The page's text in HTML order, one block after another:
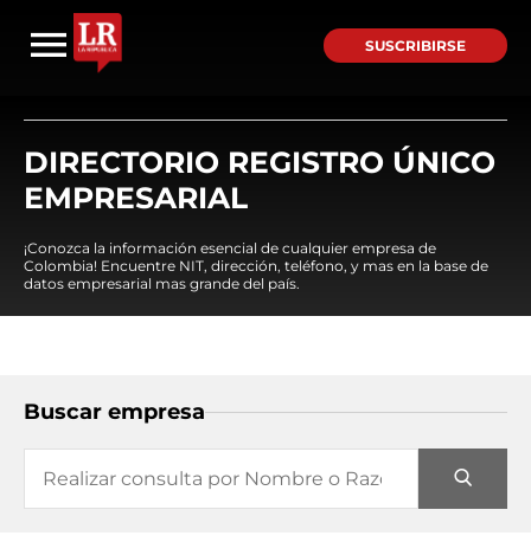
SUSCRIBIRSE
DIRECTORIO REGISTRO ÚNICO
EMPRESARIAL
¡Conozca la información esencial de cualquier empresa de
Colombia! Encuentre NIT, dirección, teléfono, y mas en la base de
datos empresarial mas grande del país.
Buscar empresa